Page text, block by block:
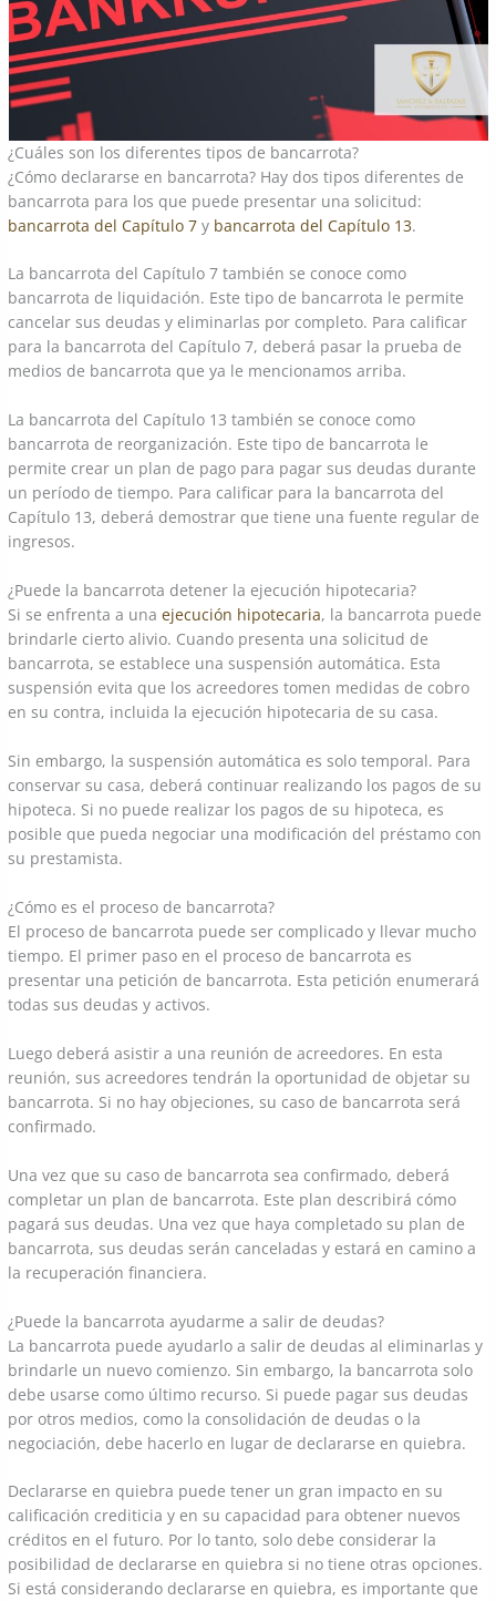
¿Cuáles son los diferentes tipos de bancarrota?
¿Cómo declararse en bancarrota? Hay dos tipos diferentes de
bancarrota para los que puede presentar una solicitud:
bancarrota del Capítulo 7 y bancarrota del Capítulo 13.
La bancarrota del Capítulo 7 también se conoce como
bancarrota de liquidación. Este tipo de bancarrota le permite
cancelar sus deudas y eliminarlas por completo. Para calificar
para la bancarrota del Capítulo 7, deberá pasar la prueba de
medios de bancarrota que ya le mencionamos arriba.
La bancarrota del Capítulo 13 también se conoce como
bancarrota de reorganización. Este tipo de bancarrota le
permite crear un plan de pago para pagar sus deudas durante
un período de tiempo. Para calificar para la bancarrota del
Capítulo 13, deberá demostrar que tiene una fuente regular de
ingresos.
¿Puede la bancarrota detener la ejecución hipotecaria?
Si se enfrenta a unaejecución hipotecaria, la bancarrota puede
brindarle cierto alivio. Cuando presenta una solicitud de
bancarrota, se establece una suspensión automática. Esta
suspensión evita que los acreedores tomen medidas de cobro
en su contra, incluida la ejecución hipotecaria de su casa.
Sin embargo, la suspensión automática es solo temporal. Para
conservar su casa, deberá continuar realizando los pagos de su
hipoteca. Si no puede realizar los pagos de su hipoteca, es
posible que pueda negociar una modificación del préstamo con
su prestamista.
¿Cómo es el proceso de bancarrota?
El proceso de bancarrota puede ser complicado y llevar mucho
tiempo. El primer paso en el proceso de bancarrota es
presentar una petición de bancarrota. Esta petición enumerará
todas sus deudas y activos.
Luego deberá asistir a una reunión de acreedores. En esta
reunión, sus acreedores tendrán la oportunidad de objetar su
bancarrota. Si no hay objeciones, su caso de bancarrota será
confirmado.
Una vez que su caso de bancarrota sea confirmado, deberá
completar un plan de bancarrota. Este plan describirá cómo
pagará sus deudas. Una vez que haya completado su plan de
bancarrota, sus deudas serán canceladas y estará en camino a
la recuperación financiera.
¿Puede la bancarrota ayudarme a salir de deudas?
La bancarrota puede ayudarlo a salir de deudas al eliminarlas y
brindarle un nuevo comienzo. Sin embargo, la bancarrota solo
debe usarse como último recurso. Si puede pagar sus deudas
por otros medios, como la consolidación de deudas o la
negociación, debe hacerlo en lugar de declararse en quiebra.
Declararse en quiebra puede tener un gran impacto en su
calificación crediticia y en su capacidad para obtener nuevos
créditos en el futuro. Por lo tanto, solo debe considerar la
posibilidad de declararse en quiebra si no tiene otras opciones.
Si está considerando declararse en quiebra, es importante que